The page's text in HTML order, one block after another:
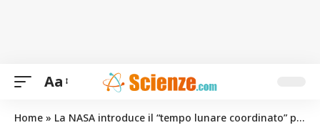
Aa
Home » La NASA introduce il “tempo lunare coordinato” per gestire la dilatazione temporale sulla Luna